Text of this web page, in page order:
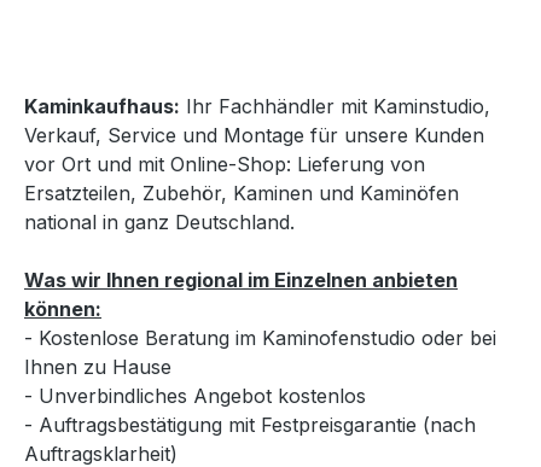
Kaminkaufhaus: Ihr Fachhändler mit Kaminstudio,
Verkauf, Service und Montage für unsere Kunden
vor Ort und mit Online-Shop: Lieferung von
Ersatzteilen, Zubehör, Kaminen und Kaminöfen
national in ganz Deutschland.
Was wir Ihnen regional im Einzelnen anbieten
können:
- Kostenlose Beratung im Kaminofenstudio oder bei
Ihnen zu Hause
- Unverbindliches Angebot kostenlos
- Auftragsbestätigung mit Festpreisgarantie (nach
Auftragsklarheit)